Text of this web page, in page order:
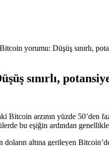
yorumu: Düşüş sınırlı,
sınırlı,
Bitcoin arzının yüzde 50’den
bu eşiğin ardından
altına gerileyen